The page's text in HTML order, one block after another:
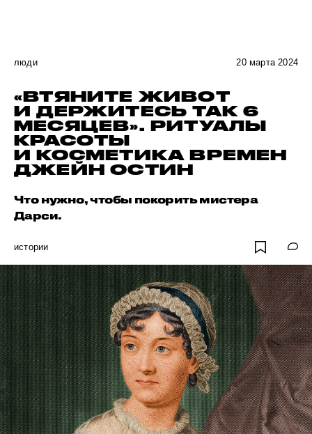
люди 20 марта 2024
«ВТЯНИТЕ ЖИВОТ
И ДЕРЖИТЕСЬ ТАК 6
МЕСЯЦЕВ». РИТУАЛЫ
КРАСОТЫ
И КОСМЕТИКА ВРЕМЕН
ДЖЕЙН ОСТИН
Что нужно, чтобы покорить мистера
Дарси.
истории